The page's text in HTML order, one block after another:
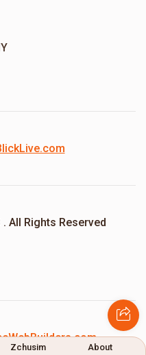
. All Rights Reserved
Zchusim About